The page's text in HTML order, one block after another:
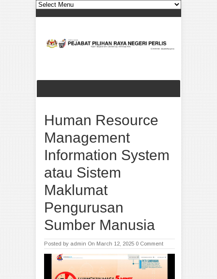
Human Resource
Management
Information System
atau Sistem
Maklumat
Pengurusan
Sumber Manusia
Posted by admin On March 12, 2025 0 Comment